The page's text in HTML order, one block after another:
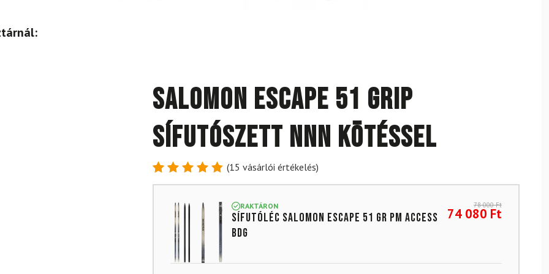
SALOMON Escape 51 Grip
sífutószett NNN kötéssel
Értékelés
5-ből,
15
értékelés
alapján
(15 vásárlói értékelés)
RAKTÁRON
Sífutóléc Salomon Escape 51 gr Pm Access
Bdg
78 000Ft
74 080 Ft